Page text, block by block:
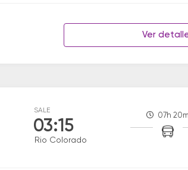
Ver
SALE
03:15
Rio Colorado
07h 20m